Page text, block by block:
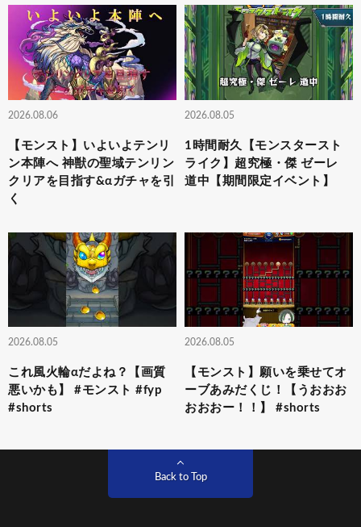
2026.08.06
【モンスト】いよいよテンリ
ン本陣へ 神獣の聖域テンリン
クリアを目指す&αガチャを引
く
2026.08.05
1時間耐久【モンスタースト
ライク】超究極・傑 ゼーレ
道中【期間限定イベント】
2026.08.05
これ風火輪αだよね？【画質
悪いかも】 #モンスト #fyp
#shorts
2026.08.05
【モンスト】願いを乗せてオ
ーブあみだくじ！【うおおお
おおおー！！】 #shorts
Back to Top